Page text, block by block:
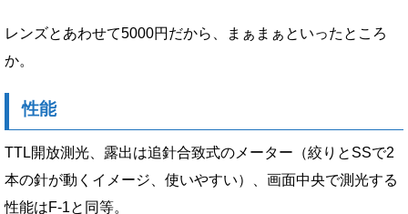
レンズとあわせて5000円だから、まぁまぁといったところ
か。
性能
TTL開放測光、露出は追針合致式のメーター（絞りとSSで2
本の針が動くイメージ、使いやすい）、画面中央で測光する
性能はF-1と同等。